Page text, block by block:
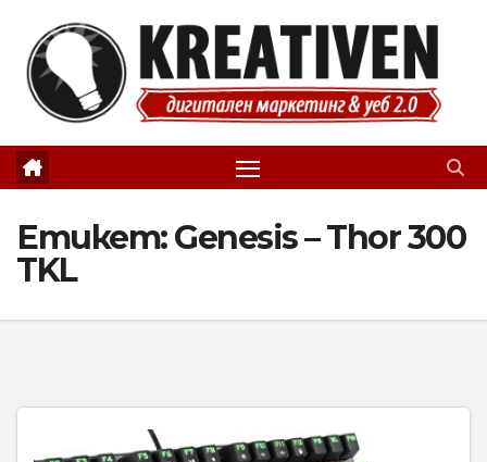
content
Етикет:Genesis – Thor 300
TKL